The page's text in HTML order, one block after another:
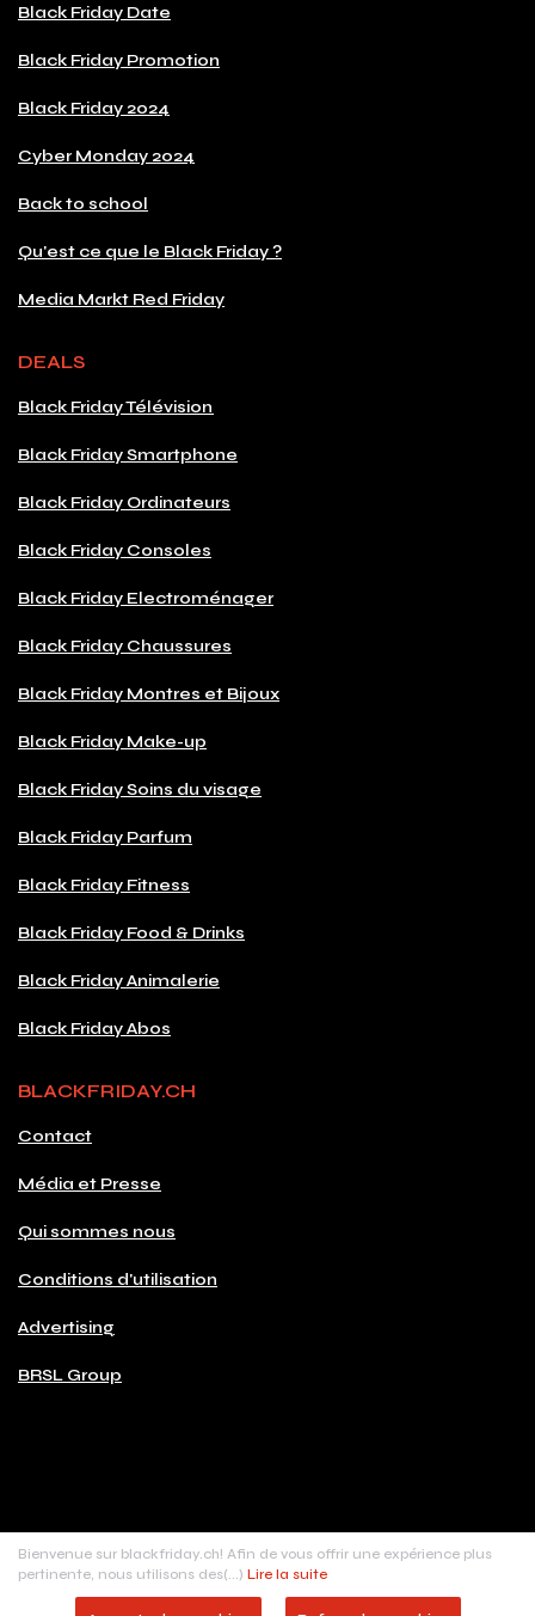
Black Friday Date
Black Friday Promotion
Black Friday 2024
Cyber Monday 2024
Back to school
Qu'est ce que le Black Friday ?
Media Markt Red Friday
DEALS
Black Friday Télévision
Black Friday Smartphone
Black Friday Ordinateurs
Black Friday Consoles
Black Friday Electroménager
Black Friday Chaussures
Black Friday Montres et Bijoux
Black Friday Make-up
Black Friday Soins du visage
Black Friday Parfum
Black Friday Fitness
Black Friday Food & Drinks
Black Friday Animalerie
Black Friday Abos
BLACKFRIDAY.CH
Contact
Média et Presse
Qui sommes nous
Conditions d'utilisation
Advertising
BRSL Group
© 2026 Copyright blackfriday.ch
Made with ♥ in Switzerland
BRSL digital sàrl, Rue de Carouge, 24 - 1205 Genève
Bienvenue sur blackfriday.ch! Afin de vous offrir une expérience plus
pertinente, nous utilisons des(...) Lire la suite